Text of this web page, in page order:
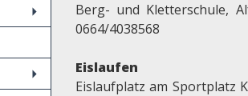
Berg- und Kletterschule,
0664/4038568
Eislaufen
Eislaufplatz am Sportplatz